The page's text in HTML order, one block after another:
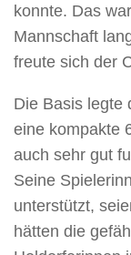
konnte. Das
Mannschaft
freute sich der
Die Basis legte
eine kompakte
auch sehr gut
Seine
unterstützt,
hätten die